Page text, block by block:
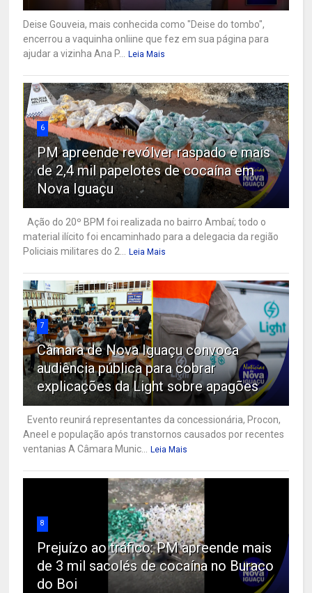
Deise Gouveia, mais conhecida como "Deise do tombo",
encerrou a vaquinha onliine que fez em sua página para
ajudar a vizinha Ana P...
Leia Mais
6
PM apreende revólver raspado e mais
de 2,4 mil papelotes de cocaína em
Nova Iguaçu
Ação do 20º BPM foi realizada no bairro Ambaí; todo o
material ilícito foi encaminhado para a delegacia da região
Policiais militares do 2...
Leia Mais
7
Câmara de Nova Iguaçu convoca
audiência pública para cobrar
explicações da Light sobre apagões
Evento reunirá representantes da concessionária, Procon,
Aneel e população após transtornos causados por recentes
ventanias A Câmara Munic...
Leia Mais
8
Prejuízo ao tráfico: PM apreende mais
de 3 mil sacolés de cocaína no Buraco
do Boi